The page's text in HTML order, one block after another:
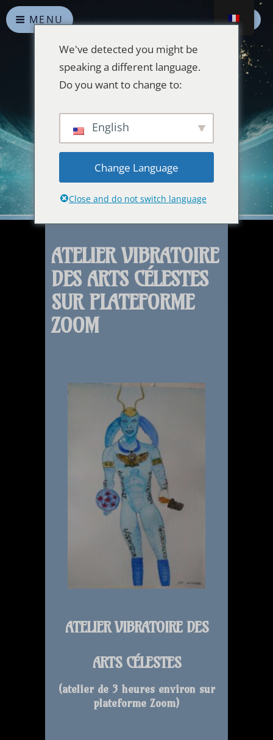
MENU
Alliances Célestes
Que la paix prévale sur la Terre et dans l'Univers
ATELIER VIBRATOIRE
DES ARTS CÉLESTES
SUR PLATEFORME
ZOOM
ATELIER VIBRATOIRE DES
ARTS CÉLESTES
(atelier de 3 heures environ sur
plateforme Zoom)
We've detected you might be
speaking a different language.
Do you want to change to:
English
Change Language
Close and do not switch language